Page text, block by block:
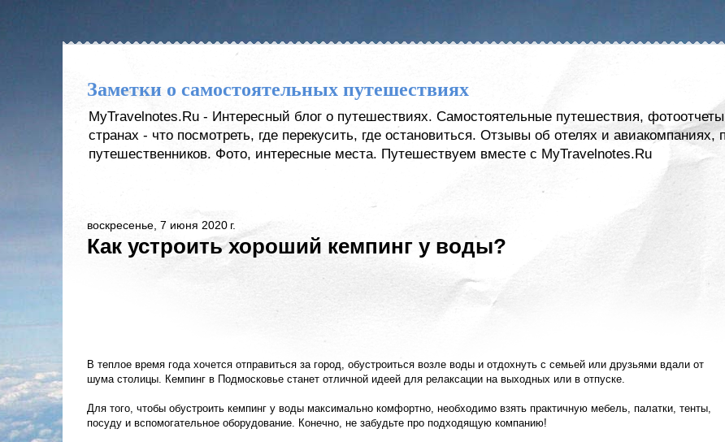
Заметки о самостоятельных путешествиях
MyTravelnotes.Ru - Интересный блог о путешествиях. Самостоятельные путешествия,
странах - что посмотреть, где перекусить, где остановиться. Отзывы об отелях и
путешественников. Фото, интересные места. Путешествуем вместе с MyTravelnotes.Ru
воскресенье, 7 июня 2020 г.
Как устроить хороший кемпинг у воды?
В теплое время года хочется отправиться за город, обустроиться возле воды и отдохнуть с семьей или друзьями вдали от
шума столицы. Кемпинг в Подмосковье станет отличной идеей для релаксации на выходных или в отпуске.
Для того, чтобы обустроить кемпинг у воды максимально комфортно, необходимо взять практичную мебель, палатки, тенты,
посуду и вспомогательное оборудование. Конечно, не забудьте про подходящую компанию!